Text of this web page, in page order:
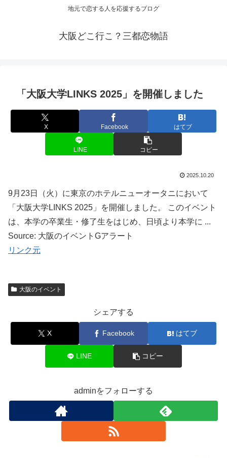
地元で恋する人を応援するブログ
大阪どこ行こ？三都恋物語
「 大阪大学LINKS 2025」を開催しました
X Facebook はてブ
LINE コピー
2025.10.20
9月23日（火）に東京のホテルニューオータニにおいて
「大阪大学LINKS 2025」を開催しました。 このイベント
は、本学の卒業生・修了生をはじめ、日頃より本学に ...
Source: 大阪のイベントGアラート
リンク元
大阪のイベント
シェアする
X Facebook はてブ
LINE コピー
adminをフォローする